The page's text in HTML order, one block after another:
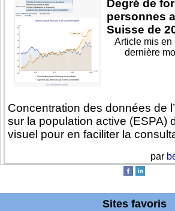
Degré de
personnes
Suisse de
Concentration des données de
sur la population active (ESPA)
visuel pour en faciliter la
Article mis en
dernière
par
Sites favoris